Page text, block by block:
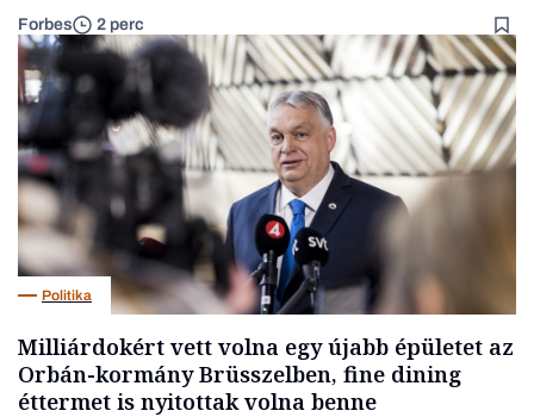
Forbes 2 perc
Politika
Milliárdokért vett volna egy újabb épületet az
Orbán-kormány Brüsszelben, fine dining
éttermet is nyitottak volna benne